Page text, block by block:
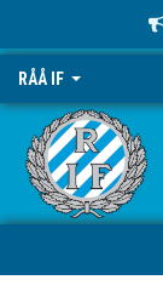
RÅÅ IF